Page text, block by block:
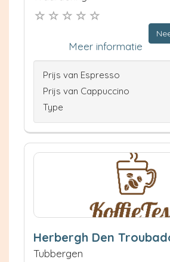
Meer informatie
Prijs van Espresso
Prijs van Cappuccino
Type
Herbergh Den
Tubbergen